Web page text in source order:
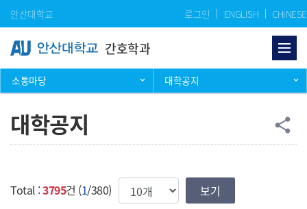
Skip Menu
안산대학교 로그인 ENGLISH CHINESE
간호학과
소통마당 대학공지
대학공지 공
share
Total :3795건 (1/380) 한번에 보여질 게시물 갯수